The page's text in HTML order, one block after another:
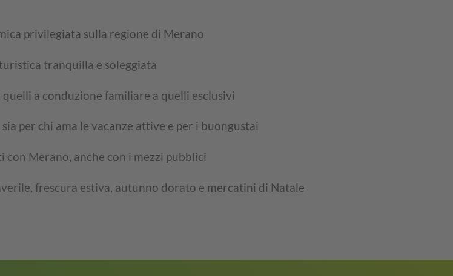
privilegiata sulla regione di Merano
tranquilla e soleggiata
a conduzione familiare a quelli esclusivi
per chi ama le vacanze attive e per i buongustai
con Merano, anche con i mezzi pubblici
frescura estiva, autunno dorato e mercatini di Natale